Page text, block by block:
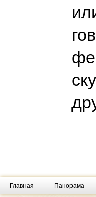
Главная Панорама